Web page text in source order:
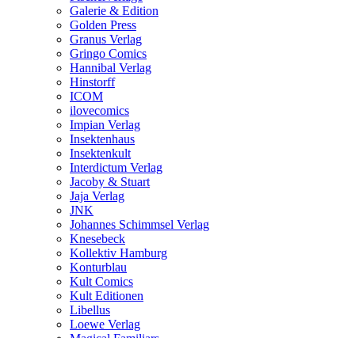
Galerie & Edition
Golden Press
Granus Verlag
Gringo Comics
Hannibal Verlag
Hinstorff
ICOM
ilovecomics
Impian Verlag
Insektenhaus
Insektenkult
Interdictum Verlag
Jacoby & Stuart
Jaja Verlag
JNK
Johannes Schimmsel Verlag
Knesebeck
Kollektiv Hamburg
Konturblau
Kult Comics
Kult Editionen
Libellus
Loewe Verlag